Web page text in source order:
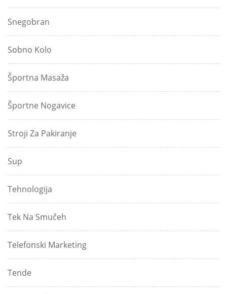
Snegobran
Sobno Kolo
Športna Masaža
Športne Nogavice
Stroji Za Pakiranje
Sup
Tehnologija
Tek Na Smučeh
Telefonski Marketing
Tende